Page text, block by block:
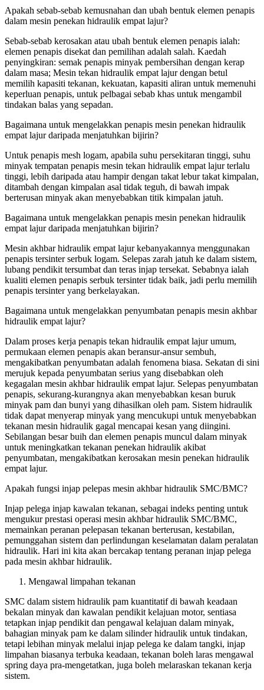
Apakah sebab-sebab kemusnahan dan ubah bentuk elemen penapis
dalam mesin penekan hidraulik empat lajur?
Sebab-sebab kerosakan atau ubah bentuk elemen penapis ialah:
elemen penapis disekat dan pemilihan adalah salah. Kaedah
penyingkiran: semak penapis minyak pembersihan dengan kerap
dalam masa; Mesin tekan hidraulik empat lajur dengan betul
memilih kapasiti tekanan, kekuatan, kapasiti aliran untuk memenuhi
keperluan penapis, untuk pelbagai sebab khas untuk mengambil
tindakan balas yang sepadan.
Bagaimana untuk mengelakkan penapis mesin penekan hidraulik
empat lajur daripada menjatuhkan bijirin?
Untuk penapis mesh logam, apabila suhu persekitaran tinggi, suhu
minyak tempatan penapis mesin tekan hidraulik empat lajur terlalu
tinggi, lebih daripada atau hampir dengan takat lebur takat kimpalan,
ditambah dengan kimpalan asal tidak teguh, di bawah impak
berterusan minyak akan menyebabkan titik kimpalan jatuh.
Bagaimana untuk mengelakkan penapis mesin penekan hidraulik
empat lajur daripada menjatuhkan bijirin?
Mesin akhbar hidraulik empat lajur kebanyakannya menggunakan
penapis tersinter serbuk logam. Selepas zarah jatuh ke dalam sistem,
lubang pendikit tersumbat dan teras injap tersekat. Sebabnya ialah
kualiti elemen penapis serbuk tersinter tidak baik, jadi perlu memilih
penapis tersinter yang berkelayakan.
Bagaimana untuk mengelakkan penyumbatan penapis mesin akhbar
hidraulik empat lajur?
Dalam proses kerja penapis tekan hidraulik empat lajur umum,
permukaan elemen penapis akan beransur-ansur sembuh,
mengakibatkan penyumbatan adalah fenomena biasa. Sekatan di sini
merujuk kepada penyumbatan serius yang disebabkan oleh
kegagalan mesin akhbar hidraulik empat lajur. Selepas penyumbatan
penapis, sekurang-kurangnya akan menyebabkan kesan buruk
minyak pam dan bunyi yang dihasilkan oleh pam. Sistem hidraulik
tidak dapat menyerap minyak yang mencukupi untuk menyebabkan
tekanan mesin hidraulik gagal mencapai kesan yang diingini.
Sebilangan besar buih dan elemen penapis muncul dalam minyak
untuk meningkatkan tekanan penekan hidraulik akibat
penyumbatan, mengakibatkan kerosakan mesin penekan hidraulik
empat lajur.
Apakah fungsi injap pelepas mesin akhbar hidraulik SMC/BMC?
Injap pelega injap kawalan tekanan, sebagai indeks penting untuk
mengukur prestasi operasi mesin akhbar hidraulik SMC/BMC,
memainkan peranan pelepasan tekanan berterusan, kestabilan,
pemunggahan sistem dan perlindungan keselamatan dalam peralatan
hidraulik. Hari ini kita akan bercakap tentang peranan injap pelega
pada mesin akhbar hidraulik.
Mengawal limpahan tekanan
SMC dalam sistem hidraulik pam kuantitatif di bawah keadaan
bekalan minyak dan kawalan pendikit kelajuan motor, sentiasa
tetapkan injap pendikit dan pengawal kelajuan dalam minyak,
bahagian minyak pam ke dalam silinder hidraulik untuk tindakan,
tetapi lebihan minyak melalui injap pelega ke dalam tangki, injap
limpahan biasanya terbuka keadaan, tekanan boleh laras mengawal
spring daya pra-mengetatkan, juga boleh melaraskan tekanan kerja
sistem.